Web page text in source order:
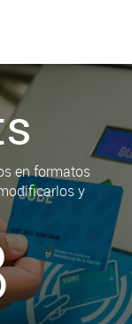
en formatos
y